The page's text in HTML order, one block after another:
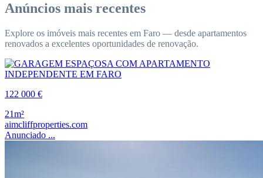
Anúncios mais recentes
Explore os imóveis mais recentes em Faro — desde apartamentos
renovados a excelentes oportunidades de renovação.
122 000 €
21m²
aimcliffproperties.com
Anunciado ...